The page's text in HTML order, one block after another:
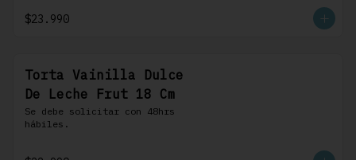
pastelera, cubierta con
$23.990
Torta Vainilla Dulce
De Leche Frut 18 Cm
Se debe solicitar con 48hrs
hábiles.